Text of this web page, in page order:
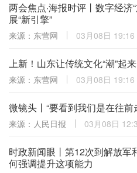
两会焦点·海报时评丨数字经济
展“新引擎”
来源：东营网 03月08日 19:16
上新！山东让传统文化“潮”起来
来源：东营网 03月08日 19:16
微镜头丨“要看到我们是在往前
来源：人民日报 03月08日
时政新闻眼丨第12次到解放军
何强调提升这项能力